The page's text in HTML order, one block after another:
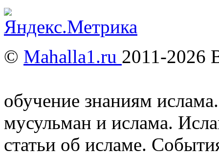
© Mahalla1.ru 2011-2026
обучение знаниям
мусульман и ислама.
статьи об исламе.